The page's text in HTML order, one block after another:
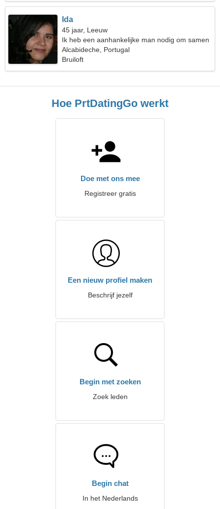
Ida
45 jaar, Leeuw
Ik heb een aanhankelijke man nodig om samen
te wandelen
Alcabideche, Portugal
Bruiloft
Hoe PrtDatingGo werkt
Doe met ons mee
Registreer gratis
Een nieuw profiel maken
Beschrijf jezelf
Begin met zoeken
Zoek leden
Begin chat
In het Nederlands